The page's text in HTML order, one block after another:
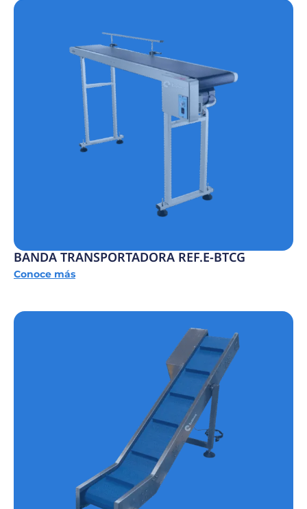
BANDA TRANSPORTADORA REF.E-BTCG
Conoce más